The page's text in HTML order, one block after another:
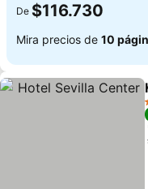
De $116.730
Mira precios de 10